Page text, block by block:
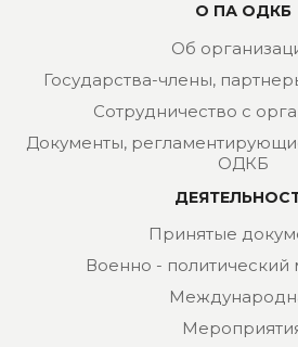
О ПА ОДКБ
Об
Государства-члены,
Сотрудничество с
Документы,
ОДКБ
Принятые
Военно - политический